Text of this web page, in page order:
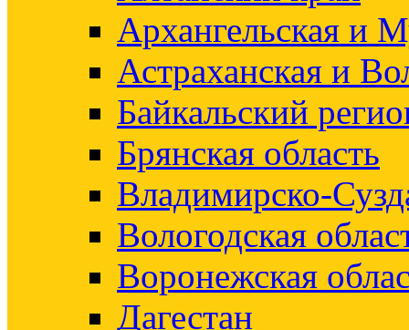
Архангельская и
Астраханская и
Байкальский
Брянская область
Владимирско-
Вологодская
Воронежская
Дагестан